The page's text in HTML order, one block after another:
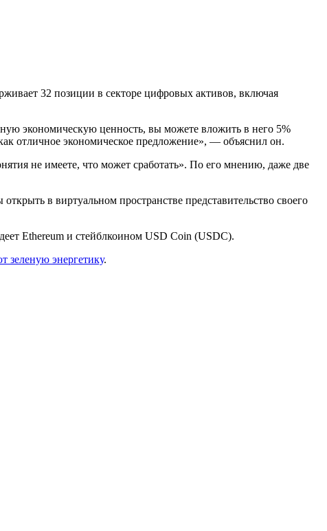
32 позиции в секторе цифровых активов, включая
экономическую ценность, вы можете вложить в него 5%
отличное экономическое предложение», — объяснил он.
не имеете, что может сработать». По его мнению, даже две
в виртуальном пространстве представительство своего
Ethereum и стейблкоином USD Coin (USDC).
зеленую энергетику.